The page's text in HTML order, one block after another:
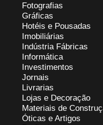
Fotografias
Gráficas
Hotéis e Pousadas
Imobiliárias
Indústria Fábricas
Informática
Investimentos
Jornais
Livrarias
Lojas e Decoração
Materiais de
Óticas e Artigos